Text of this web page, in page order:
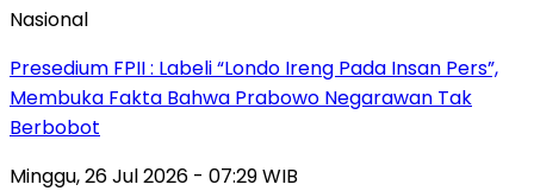
Nasional
Presedium FPII : Labeli “Londo Ireng Pada Insan Pers”,
Membuka Fakta Bahwa Prabowo Negarawan Tak
Berbobot
Minggu, 26 Jul 2026 - 07:29 WIB